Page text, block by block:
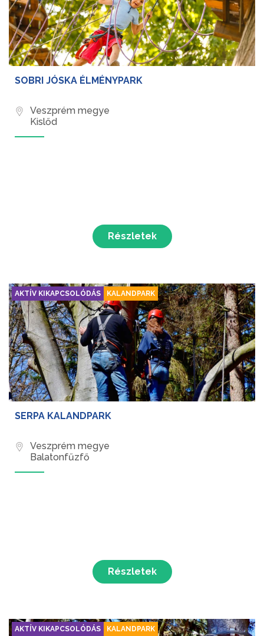
SOBRI JÓSKA ÉLMÉNYPARK
Veszprém megye
Kislőd
Részletek
AKTÍV KIKAPCSOLÓDÁS KALANDPARK
SERPA KALANDPARK
Veszprém megye
Balatonfűzfő
Részletek
AKTÍV KIKAPCSOLÓDÁS KALANDPARK